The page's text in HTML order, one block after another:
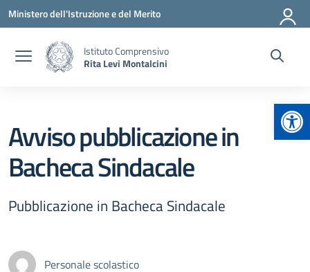
Vai ai contenuti
Vai al menu di navigazione
Vai al footer
Ministero dell'Istruzione e del Merito
Istituto Comprensivo
Rita Levi Montalcini
Avviso pubblicazione in
Bacheca Sindacale
Pubblicazione in Bacheca Sindacale
Personale scolastico